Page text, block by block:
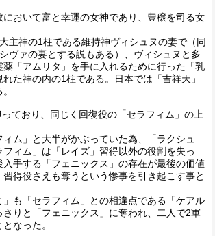
において富と幸運の女神であり、豊穣を司る女
主神の1柱である維持神ヴィシュヌの妻で（同
ヴァの妻とする説もある）、ヴィシュヌと多
薬「アムリタ」を手に入れるために行った「乳
た神の内の1柱である。日本では「吉祥天」
ており、同じく回復役の「セラフィム」の上
ム」と大半がかぶっていた為、「ラクシュ
フィム」は「レイズ」習得以外の役割を失っ
入手する「フェニックス」の存在が最後の価値
得役さえも奪うという惨事を引き起こす事と
も「セラフィム」との相違点である「ケアル
さりと「フェニックス」に奪われ、二人で2軍
なった。